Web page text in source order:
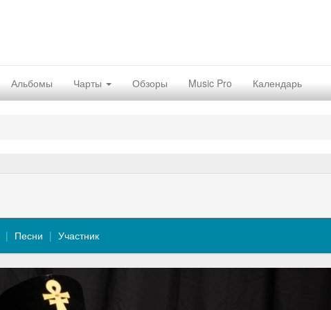
Альбомы Чарты Обзоры Music Pro Календарь
Песни Участник